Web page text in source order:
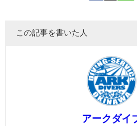
この記事を書いた人
アークダイ